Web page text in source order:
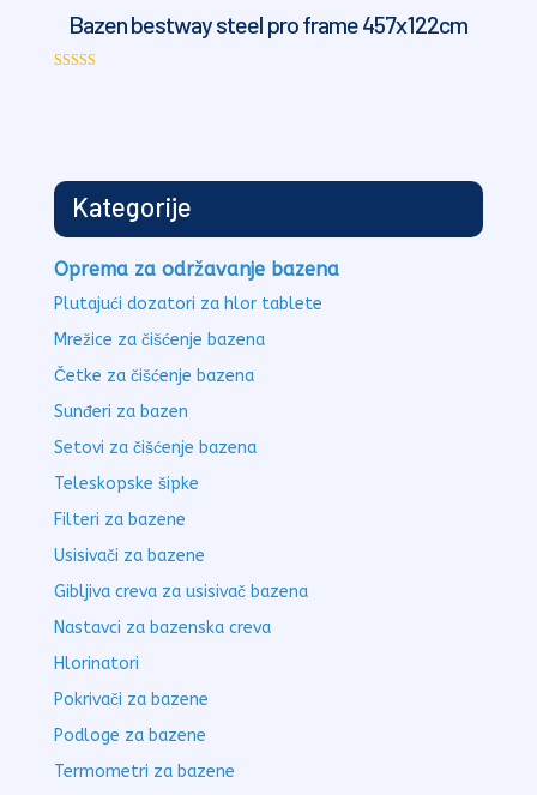
Bazen bestway steel pro frame 457x122cm
Kategorije
Oprema za održavanje bazena
Plutajući dozatori za hlor tablete
Mrežice za čišćenje bazena
Četke za čišćenje bazena
Sunđeri za bazen
Setovi za čišćenje bazena
Teleskopske šipke
Filteri za bazene
Usisivači za bazene
Gibljiva creva za usisivač bazena
Nastavci za bazenska creva
Hlorinatori
Pokrivači za bazene
Podloge za bazene
Termometri za bazene